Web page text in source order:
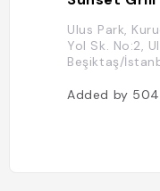
Ulus Park,
Yol Sk. No:2,
Beşiktaş/
Added by